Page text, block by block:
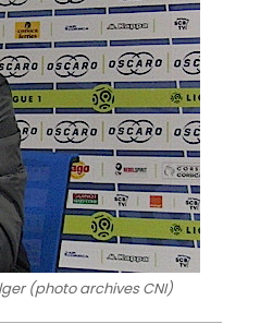
(photo archives CNI)